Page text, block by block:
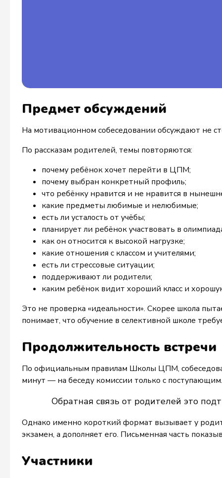
Предмет обсуждений
На мотивационном собеседовании обсуждают не
По рассказам родителей, темы повторяются:
почему ребёнок хочет перейти в ЦПМ;
почему выбран конкретный профиль;
что ребёнку нравится и не нравится в
какие предметы любимые и нелюбимые;
есть ли усталость от учёбы;
планирует ли ребёнок участвовать в
как он относится к высокой нагрузке;
какие отношения с классом и учителями;
есть ли стрессовые ситуации;
поддерживают ли родители;
каким ребёнок видит хороший класс и
Это не проверка «идеальности». Скорее школа
понимает, что обучение в селективной школе
Продолжительность встречи
По официальным правилам Школы ЦПМ,
минут — на беседу комиссии только с поступающим.
Обратная связь от родителей это
Однако именно короткий формат вызывает у
экзамен, а дополняет его. Письменная часть
Участники